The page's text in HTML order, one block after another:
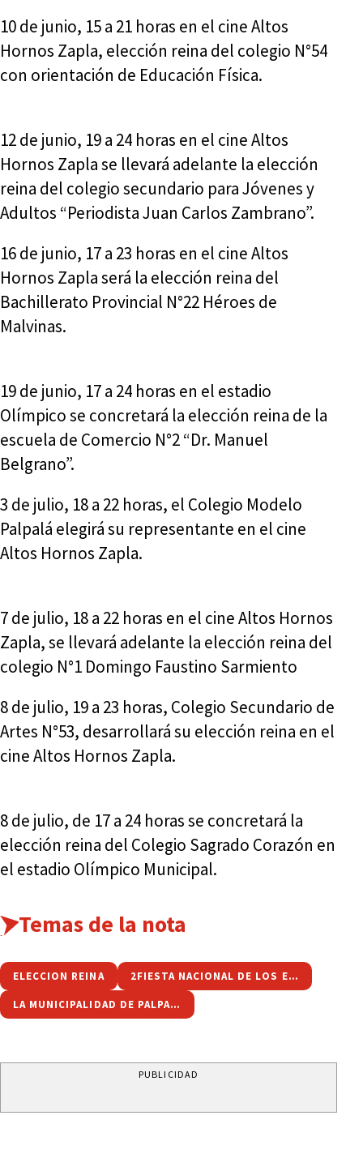
10 de junio, 15 a 21 horas en el cine Altos
Hornos Zapla, elección reina del colegio N°54
con orientación de Educación Física.
12 de junio, 19 a 24 horas en el cine Altos
Hornos Zapla se llevará adelante la elección
reina del colegio secundario para Jóvenes y
Adultos “Periodista Juan Carlos Zambrano”.
16 de junio, 17 a 23 horas en el cine Altos
Hornos Zapla será la elección reina del
Bachillerato Provincial N°22 Héroes de
Malvinas.
19 de junio, 17 a 24 horas en el estadio
Olímpico se concretará la elección reina de la
escuela de Comercio N°2 “Dr. Manuel
Belgrano”.
3 de julio, 18 a 22 horas, el Colegio Modelo
Palpalá elegirá su representante en el cine
Altos Hornos Zapla.
7 de julio, 18 a 22 horas en el cine Altos Hornos
Zapla, se llevará adelante la elección reina del
colegio N°1 Domingo Faustino Sarmiento
8 de julio, 19 a 23 horas, Colegio Secundario de
Artes N°53, desarrollará su elección reina en el
cine Altos Hornos Zapla.
8 de julio, de 17 a 24 horas se concretará la
elección reina del Colegio Sagrado Corazón en
el estadio Olímpico Municipal.
Temas de la nota
ELECCION REINA 2FIESTA NACIONAL DE LOS ESTUDIANTES
LA MUNICIPALIDAD DE PALPALÁ
PUBLICIDAD